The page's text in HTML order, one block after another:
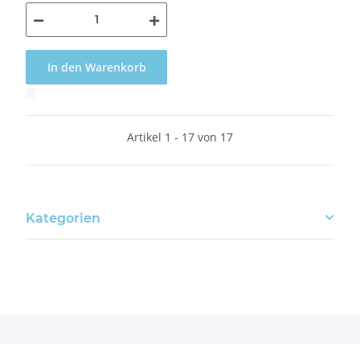
In den Warenkorb
Artikel 1 - 17 von 17
Kategorien